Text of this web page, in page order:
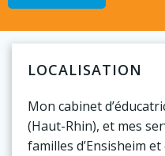
LOCALISATION
Mon cabinet
(Haut-Rhin), et mes
familles d’Ensisheim